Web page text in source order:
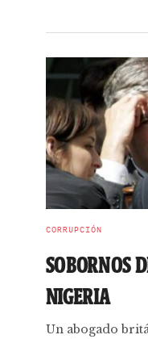
CORRUPCIÓN
SOBORNOS
NIGERIA
Un abogado